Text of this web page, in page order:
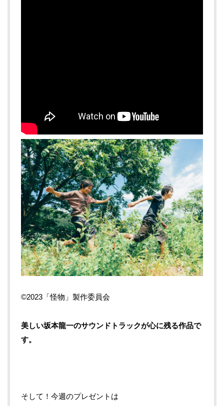
©2023「怪物」製作委員会
美しい坂本龍一のサウンドトラックが心に残る作品で
す。
そして！今週のプレゼントは